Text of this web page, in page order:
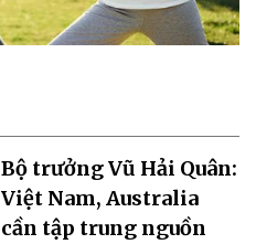
Bộ trưởng Vũ Hải Quân:
Việt Nam, Australia
cần tập trung nguồn